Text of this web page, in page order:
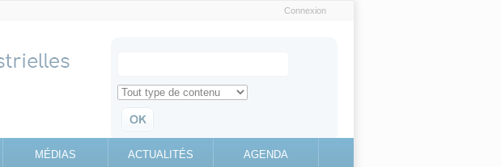
Connexion
Search for
Retrouvez toute l'information sur le site education.gouv.fr
MÉDIAS ACTUALITÉS AGENDA